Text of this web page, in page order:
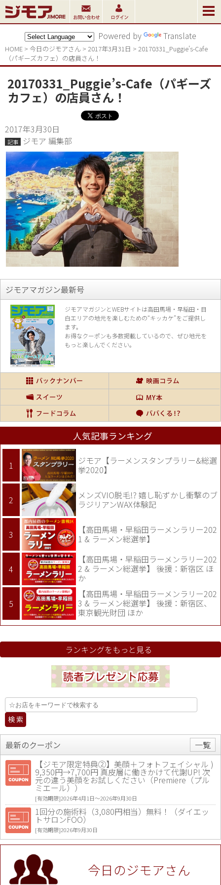
Powered by Translate
HOME > 今日のジモアさん > 2017年3月31日 > 20170331_Puggie’s-Cafe
（パギーズカフェ）の店員さん！
20170331_Puggie’s-Cafe（パギーズ
カフェ）の店員さん！
2017年3月30日
記事 ジモア 編集部
ジモアマガジン最新号
ジモアマガジンとWEBサイトは高田馬場・早稲田・目
白エリアの地元を楽しむための“キッカケ”をご提供し
ます。
お得なクーポンも多数掲載しているので、 ぜひ地元を
もっと楽しんでください。
人気記事ランキング
ジモア【ラーメンスタンプラリー&総選
挙2020】
メンズVIO脱毛!? 嬉し恥ずかし衝撃のブ
ラジリアンWAX体験記
【高田馬場・早稲田ラーメンラリー202
1 & ラーメン総選挙】
【高田馬場・早稲田ラーメンラリー202
2 & ラーメン総選挙】 後援：新宿区 ほ
か
【高田馬場・早稲田ラーメンラリー202
3 & ラーメン総選挙】 後援：新宿区、
東京観光財団 ほか
ランキングをもっと見る
最新のクーポン
一覧
【ジモア限定特典②】美顔＋フォトフェイシャル )
9,350円→7,700円 真皮層に働きかけて代謝UP! 次
元の違う美顔をお試しください（Premiere（プル
ミエール））
[有効期限]2026年4月1日〜2026年9月30日
1回分の施術料（3,080円相当）無料！（ダイエッ
トサロンFOO）
[有効期限]2026年9月30日
値段提示後「ジモア見た」で更に買い取り金額 U
P！※チケットと新品商品は除く（大黒屋 高田馬場
駅前店）
[有効期限]2026年9月30日今日のジモアさん